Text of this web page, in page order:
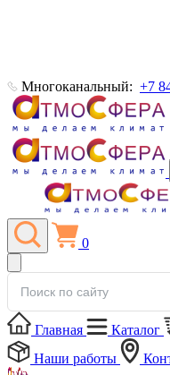
Многоканальный: +7
0
Главная Каталог
Наши работы